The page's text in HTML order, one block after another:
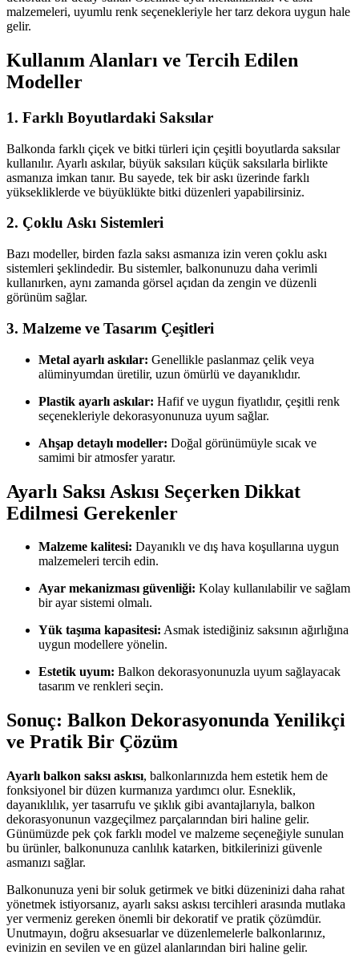
malzemeleri, uyumlu renk seçenekleriyle her tarz dekora uygun hale
gelir.
Kullanım Alanları ve Tercih Edilen
Modeller
1. Farklı Boyutlardaki Saksılar
Balkonda farklı çiçek ve bitki türleri için çeşitli boyutlarda saksılar
kullanılır. Ayarlı askılar, büyük saksıları küçük saksılarla birlikte
asmanıza imkan tanır. Bu sayede, tek bir askı üzerinde farklı
yüksekliklerde ve büyüklükte bitki düzenleri yapabilirsiniz.
2. Çoklu Askı Sistemleri
Bazı modeller, birden fazla saksı asmanıza izin veren çoklu askı
sistemleri şeklindedir. Bu sistemler, balkonunuzu daha verimli
kullanırken, aynı zamanda görsel açıdan da zengin ve düzenli
görünüm sağlar.
3. Malzeme ve Tasarım Çeşitleri
Metal ayarlı askılar: Genellikle paslanmaz çelik veya
alüminyumdan üretilir, uzun ömürlü ve dayanıklıdır.
Plastik ayarlı askılar: Hafif ve uygun fiyatlıdır, çeşitli renk
seçenekleriyle dekorasyonunuza uyum sağlar.
Ahşap detaylı modeller: Doğal görünümüyle sıcak ve
samimi bir atmosfer yaratır.
Ayarlı Saksı Askısı Seçerken Dikkat
Edilmesi Gerekenler
Malzeme kalitesi: Dayanıklı ve dış hava koşullarına uygun
malzemeleri tercih edin.
Ayar mekanizması güvenliği: Kolay kullanılabilir ve sağlam
bir ayar sistemi olmalı.
Yük taşıma kapasitesi: Asmak istediğiniz saksının ağırlığına
uygun modellere yönelin.
Estetik uyum: Balkon dekorasyonunuzla uyum sağlayacak
tasarım ve renkleri seçin.
Sonuç: Balkon Dekorasyonunda Yenilikçi
ve Pratik Bir Çözüm
Ayarlı balkon saksı askısı, balkonlarınızda hem estetik hem de
fonksiyonel bir düzen kurmanıza yardımcı olur. Esneklik,
dayanıklılık, yer tasarrufu ve şıklık gibi avantajlarıyla, balkon
dekorasyonunun vazgeçilmez parçalarından biri haline gelir.
Günümüzde pek çok farklı model ve malzeme seçeneğiyle sunulan
bu ürünler, balkonunuza canlılık katarken, bitkilerinizi güvenle
asmanızı sağlar.
Balkonunuza yeni bir soluk getirmek ve bitki düzeninizi daha rahat
yönetmek istiyorsanız, ayarlı saksı askısı tercihleri arasında mutlaka
yer vermeniz gereken önemli bir dekoratif ve pratik çözümdür.
Unutmayın, doğru aksesuarlar ve düzenlemelerle balkonlarınız,
evinizin en sevilen ve en güzel alanlarından biri haline gelir.